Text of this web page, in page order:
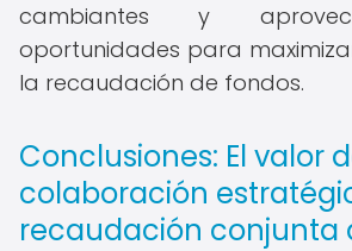
cambiantes y
oportunidades para
la recaudación de fondos.
Conclusiones: El valor
colaboración
recaudación conjunta